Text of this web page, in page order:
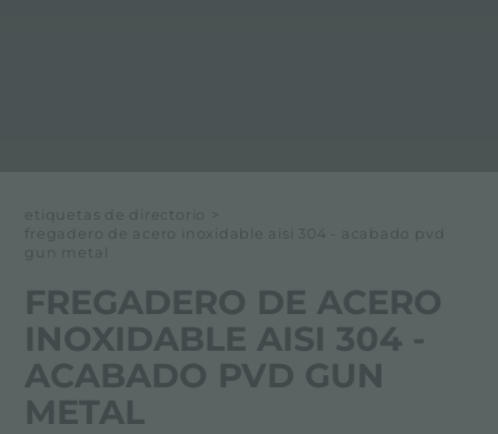
etiquetas de directorio
>
fregadero de acero inoxidable aisi 304 - acabado pvd
gun metal
FREGADERO DE ACERO
INOXIDABLE AISI 304 -
ACABADO PVD GUN
METAL